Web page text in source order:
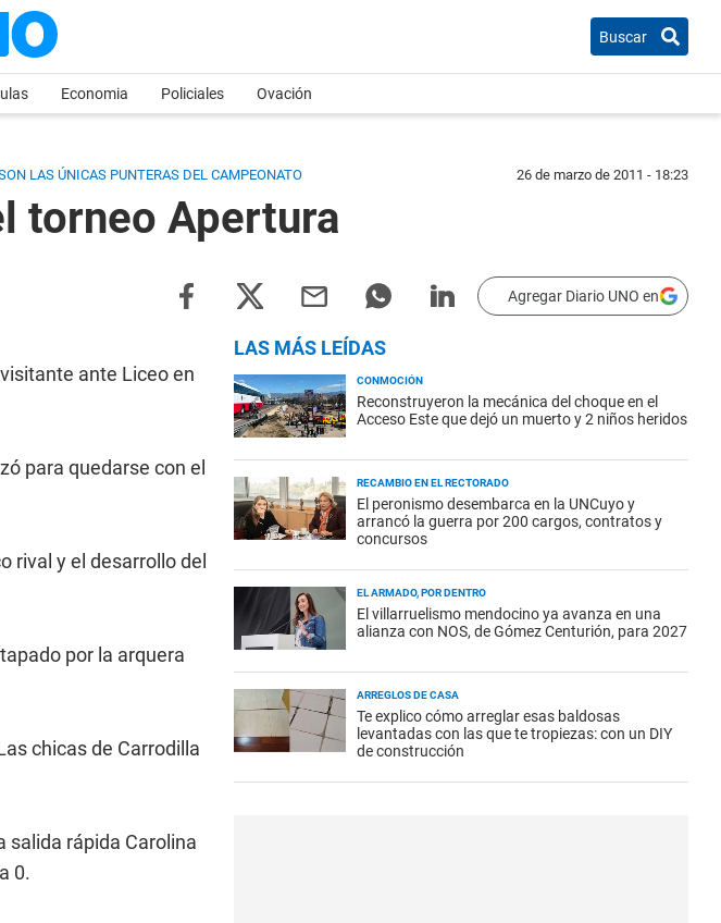
Buscar
Economia Policiales Ovación
LAS ÚNICAS PUNTERAS DEL CAMPEONATO 26 de marzo de 2011 - 18:23
torneo Apertura
Agregar Diario UNO en
ante Liceo en
para quedarse con el
rival y el desarrollo del
por la arquera
chicas de Carrodilla
salida rápida Carolina
0.
LAS MÁS LEÍDAS
CONMOCIÓN
Reconstruyeron la mecánica del choque en el
Acceso Este que dejó un muerto y 2 niños heridos
RECAMBIO EN EL RECTORADO
El peronismo desembarca en la UNCuyo y
arrancó la guerra por 200 cargos, contratos y
concursos
EL ARMADO, POR DENTRO
El villarruelismo mendocino ya avanza en una
alianza con NOS, de Gómez Centurión, para 2027
ARREGLOS DE CASA
Te explico cómo arreglar esas baldosas
levantadas con las que te tropiezas: con un DIY
de construcción